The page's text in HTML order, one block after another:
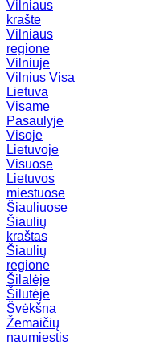
Vilniaus
krašte
Vilniaus
regione
Vilniuje
Vilnius Visa
Lietuva
Visame
Pasaulyje
Visoje
Lietuvoje
Visuose
Lietuvos
miestuose
Šiauliuose
Šiaulių
kraštas
Šiaulių
regione
Šilalėje
Šilutėje
Švėkšna
Žemaičių
naumiestis